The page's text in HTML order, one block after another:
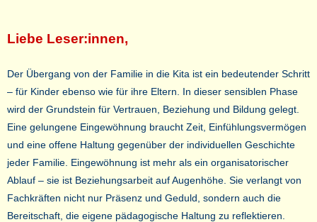
Liebe Leser:innen,
Der Übergang von der Familie in die Kita ist ein bedeutender Schritt
– für Kinder ebenso wie für ihre Eltern. In dieser sensiblen Phase
wird der Grundstein für Vertrauen, Beziehung und Bildung gelegt.
Eine gelungene Eingewöhnung braucht Zeit, Einfühlungsvermögen
und eine offene Haltung gegenüber der individuellen Geschichte
jeder Familie. Eingewöhnung ist mehr als ein organisatorischer
Ablauf – sie ist Beziehungsarbeit auf Augenhöhe. Sie verlangt von
Fachkräften nicht nur Präsenz und Geduld, sondern auch die
Bereitschaft, die eigene pädagogische Haltung zu reflektieren.